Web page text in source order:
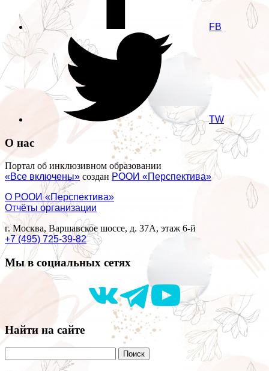
FB
TW
О нас
Портал об инклюзивном образовании
«Все включены» создан РООИ «Перспектива»
О РООИ «Перспектива»
Отчёты организации
г. Москва, Варшавское шоссе, д. 37А, этаж 6-й
+7 (495) 725-39-82
Мы в социальных сетях
Найти на сайте